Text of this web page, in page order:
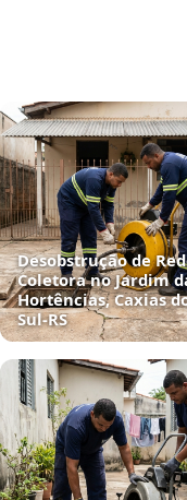
Desobstrução de
Coletora no Jardim
Hortências, Caxias
Sul‑RS